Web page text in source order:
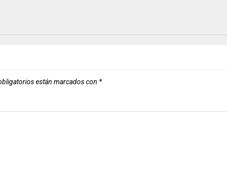
están marcados con *